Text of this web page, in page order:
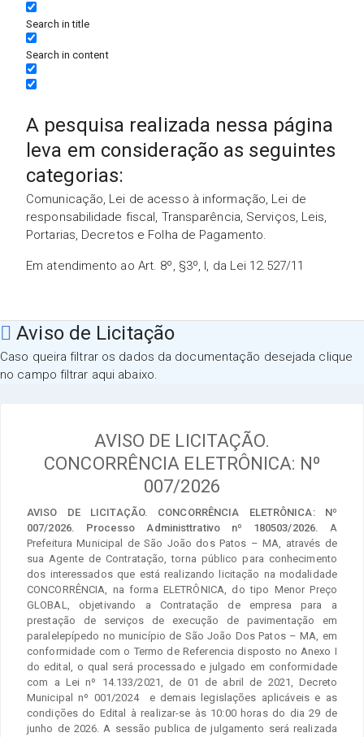
Search in title
Search in content
A pesquisa realizada nessa página
leva em consideração as seguintes
categorias:
Comunicação, Lei de acesso à informação, Lei de
responsabilidade fiscal, Transparência, Serviços, Leis,
Portarias, Decretos e Folha de Pagamento.
Em atendimento ao Art. 8º, §3º, I, da Lei 12.527/11
Aviso de Licitação
Caso queira filtrar os dados da documentação desejada clique
no campo filtrar aqui abaixo.
AVISO DE LICITAÇÃO.
CONCORRÊNCIA ELETRÔNICA: Nº
007/2026
AVISO DE LICITAÇÃO. CONCORRÊNCIA ELETRÔNICA: Nº
007/2026. Processo Administtrativo nº 180503/2026. A
Prefeitura Municipal de São João dos Patos – MA, através de
sua Agente de Contratação, torna público para conhecimento
dos interessados que está realizando licitação na modalidade
CONCORRÊNCIA, na forma ELETRÔNICA, do tipo Menor Preço
GLOBAL, objetivando a Contratação de empresa para a
prestação de serviços de execução de pavimentação em
paralelepípedo no município de São João Dos Patos – MA, em
conformidade com o Termo de Referencia disposto no Anexo I
do edital, o qual será processado e julgado em conformidade
com a Lei nº 14.133/2021, de 01 de abril de 2021, Decreto
Municipal nº 001/2024 e demais legislações aplicáveis e as
condições do Edital à realizar-se às 10:00 horas do dia 29 de
junho de 2026. A sessão publica de julgamento será realizada